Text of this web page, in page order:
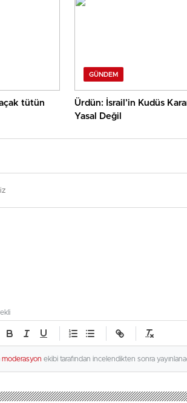
tütün
GÜNDEM
Ürdün: İsrail’in Kudüs
Yasal Değil
moderasyon ekibi tarafından incelendikten sonra